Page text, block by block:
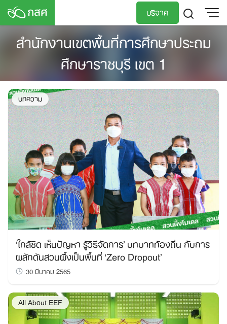
Skip
content
บริจาค
TH
EN
สำนักงานเขตพื้นที่การศึกษาประถม
ศึกษาราชบุรี เขต 1
บทความ
‘ใกล้ชิด เห็นปัญหา รู้วิธีจัดการ’ บทบาทท้องถิ่น กับการ
ผลักดันสวนผึ้งเป็นพื้นที่ ‘Zero Dropout’
30 มีนาคม 2565
All About EEF